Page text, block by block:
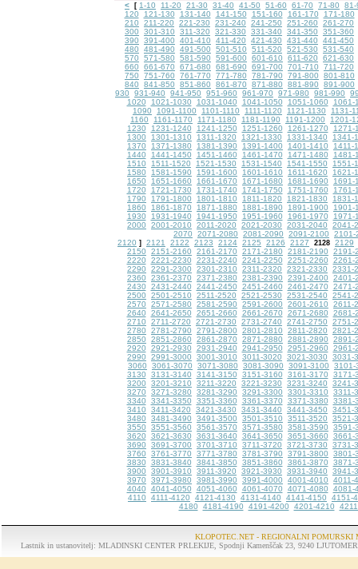
< [ 1-10 11-20 21-30 31-40 41-50 51-60 61-70 71-80
81-
120
121-130 131-140 141-150 151-160 161-170
171-180
210
211-220 221-230 231-240 241-250 251-260
261-270
300
301-310 311-320 321-330 331-340 341-350
351-360
390
391-400 401-410 411-420 421-430 431-440
441-450
480
481-490 491-500 501-510 511-520 521-530
531-540
570
571-580 581-590 591-600 601-610 611-620
621-630
660
661-670 671-680 681-690 691-700 701-710
711-720
750
751-760 761-770 771-780 781-790 791-800
801-810
840
841-850 851-860 861-870 871-880 881-890
891-900
930
931-940 941-950 951-960 961-970 971-980 981-990
1020
1021-1030 1031-1040 1041-1050 1051-1060
1061-
1090
1091-1100 1101-1110 1111-1120 1121-1130
1131-
1160
1161-1170 1171-1180 1181-1190 1191-1200
1201-
1230
1231-1240 1241-1250 1251-1260 1261-1270
1271-
1300
1301-1310 1311-1320 1321-1330 1331-1340
1341-
1370
1371-1380 1381-1390 1391-1400 1401-1410
1411-
1440
1441-1450 1451-1460 1461-1470 1471-1480
1481-
1510
1511-1520 1521-1530 1531-1540 1541-1550
1551-
1580
1581-1590 1591-1600 1601-1610 1611-1620
1621-
1650
1651-1660 1661-1670 1671-1680 1681-1690
1691-
1720
1721-1730 1731-1740 1741-1750 1751-1760
1761-
1790
1791-1800 1801-1810 1811-1820 1821-1830
1831-
1860
1861-1870 1871-1880 1881-1890 1891-1900
1901-
1930
1931-1940 1941-1950 1951-1960 1961-1970
1971-
2000
2001-2010 2011-2020 2021-2030 2031-2040
2041-
2070
2071-2080 2081-2090 2091-2100
2101-
2120 ] 2121 2122 2123 2124 2125 2126 2127 2128 2129
2150
2151-2160 2161-2170 2171-2180 2181-2190
2191-
2220
2221-2230 2231-2240 2241-2250 2251-2260
2261-
2290
2291-2300 2301-2310 2311-2320 2321-2330
2331-
2360
2361-2370 2371-2380 2381-2390 2391-2400
2401-
2430
2431-2440 2441-2450 2451-2460 2461-2470
2471-
2500
2501-2510 2511-2520 2521-2530 2531-2540
2541-
2570
2571-2580 2581-2590 2591-2600 2601-2610
2611-
2640
2641-2650 2651-2660 2661-2670 2671-2680
2681-
2710
2711-2720 2721-2730 2731-2740 2741-2750
2751-
2780
2781-2790 2791-2800 2801-2810 2811-2820
2821-
2850
2851-2860 2861-2870 2871-2880 2881-2890
2891-
2920
2921-2930 2931-2940 2941-2950 2951-2960
2961-
2990
2991-3000 3001-3010 3011-3020 3021-3030
3031-
3060
3061-3070 3071-3080 3081-3090 3091-3100
3101-
3130
3131-3140 3141-3150 3151-3160 3161-3170
3171-
3200
3201-3210 3211-3220 3221-3230 3231-3240
3241-
3270
3271-3280 3281-3290 3291-3300 3301-3310
3311-
3340
3341-3350 3351-3360 3361-3370 3371-3380
3381-
3410
3411-3420 3421-3430 3431-3440 3441-3450
3451-
3480
3481-3490 3491-3500 3501-3510 3511-3520
3521-
3550
3551-3560 3561-3570 3571-3580 3581-3590
3591-
3620
3621-3630 3631-3640 3641-3650 3651-3660
3661-
3690
3691-3700 3701-3710 3711-3720 3721-3730
3731-
3760
3761-3770 3771-3780 3781-3790 3791-3800
3801-
3830
3831-3840 3841-3850 3851-3860 3861-3870
3871-
3900
3901-3910 3911-3920 3921-3930 3931-3940
3941-
3970
3971-3980 3981-3990 3991-4000 4001-4010
4011-
4040
4041-4050 4051-4060 4061-4070 4071-4080
4081-
4110
4111-4120 4121-4130 4131-4140 4141-4150
4151-
4180
4181-4190 4191-4200 4201-4210
KLOPOTEC.NET - REGIONALNI POMURSKI
Lastnik in ustanovitelj: MLADINSKI CENTER PRLEKIJE, Spodnji Kamenščak 23, 9240